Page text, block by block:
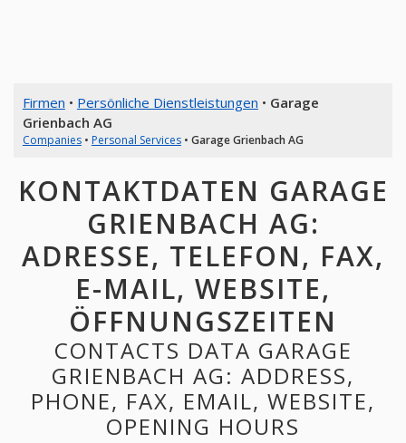
Firmen • Persönliche Dienstleistungen • Garage
Grienbach AG
Companies• Personal Services• Garage Grienbach AG
KONTAKTDATEN GARAGE
GRIENBACH AG:
ADRESSE, TELEFON, FAX,
E-MAIL, WEBSITE,
ÖFFNUNGSZEITEN
CONTACTS DATA GARAGE
GRIENBACH AG: ADDRESS,
PHONE, FAX, EMAIL, WEBSITE,
OPENING HOURS